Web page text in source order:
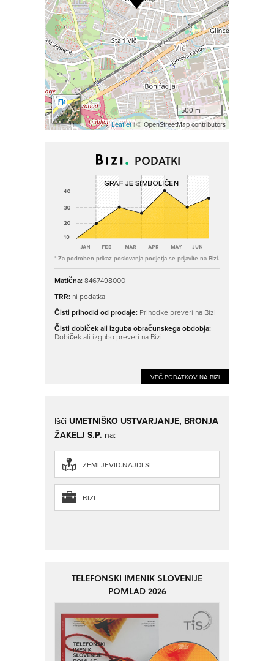
500 m
Leaflet| © OpenStreetMap contributors
PODATKI
* Za podroben prikaz poslovanja podjetja se prijavite na Bizi.
Matična:8467498000
TRR: ni podatka
Čisti prihodki od prodaje: Prihodke preveri na Bizi
Čisti dobiček ali izguba obračunskega obdobja:
Dobiček ali izgubo preveri na Bizi
VEČ PODATKOV NA BIZI
Išči UMETNIŠKO USTVARJANJE, BRONJA
ŽAKELJ S.P. na:
ZEMLJEVID.NAJDI.SI
BIZI
TELEFONSKI IMENIK SLOVENIJE
POMLAD 2026